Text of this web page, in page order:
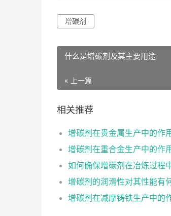
增碳剂
什么是增碳剂及其主要用途
« 上一篇
相关推荐
增碳剂在贵金属生产中的作
增碳剂在重合金生产中的作
如何确保增碳剂在冶炼过程
增碳剂的润滑性对其性能有
增碳剂在减摩铸铁生产中的